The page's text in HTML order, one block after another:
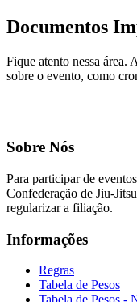
Documentos
Fique atento nessa
sobre o evento, como
Sobre Nós
Para participar de
Confederação de Jiu-
regularizar a filiação.
Informações
Regras
Tabela de Pesos